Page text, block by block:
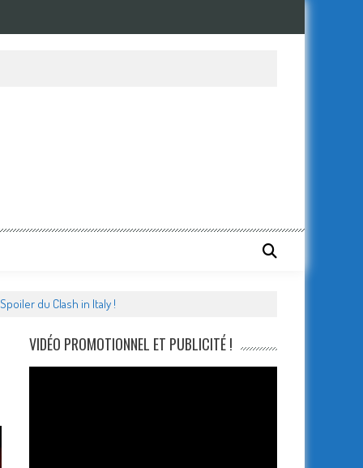
du Clash in Italy !
VIDÉO PROMOTIONNEL ET PUBLICITÉ !